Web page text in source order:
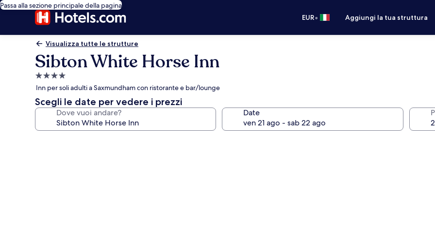
Passa alla sezione principale della pagina
EUR• Aggiungi la tua struttura
Visualizza tutte le strutture
Sibton White Horse Inn
Struttura
a
4.0
stelle
Inn per soli adulti a Saxmundham con ristorante e bar/lounge
Scegli le date per vedere i prezzi
Dove vuoi andare? Date